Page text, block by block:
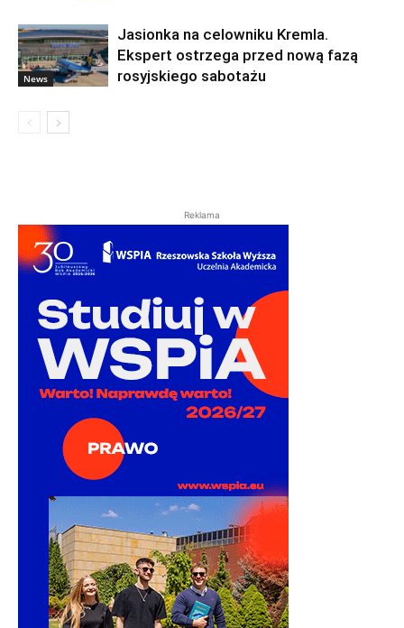
News
Jasionka na celowniku Kremla.
Ekspert ostrzega przed nową fazą
rosyjskiego sabotażu
Reklama